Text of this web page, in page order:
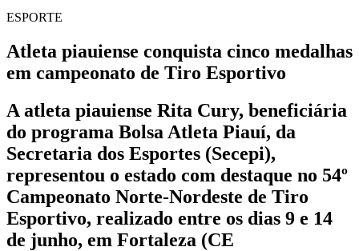
ESPORTE
Atleta piauiense conquista cinco medalhas
em campeonato de Tiro Esportivo
A atleta piauiense Rita Cury, beneficiária
do programa Bolsa Atleta Piauí, da
Secretaria dos Esportes (Secepi),
representou o estado com destaque no 54º
Campeonato Norte-Nordeste de Tiro
Esportivo, realizado entre os dias 9 e 14
de junho, em Fortaleza (CE